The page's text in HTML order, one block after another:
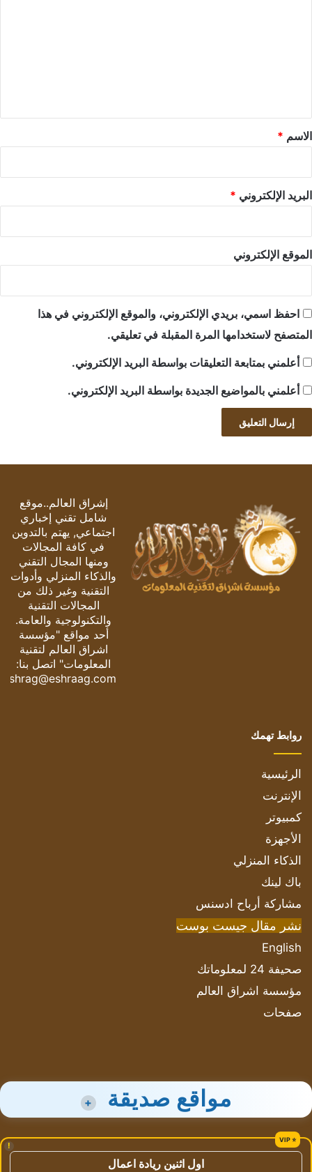
*
الاسم *
البريد الإلكتروني *
الموقع الإلكتروني
احفظ اسمي، بريدي الإلكتروني، والموقع الإلكتروني في هذا
المتصفح لاستخدامها المرة المقبلة في تعليقي.
أعلمني بمتابعة التعليقات بواسطة البريد الإلكتروني.
أعلمني بالمواضيع الجديدة بواسطة البريد الإلكتروني.
إشراق العالم..موقع
شامل تقني إخباري
اجتماعي, يهتم بالتدوين
في كافة المجالات
ومنها المجال التقني
والذكاء المنزلي وأدوات
التقنية وغير ذلك من
المجالات التقنية
والتكنولوجية والعامة.
أحد مواقع "مؤسسة
اشراق العالم لتقنية
المعلومات" اتصل بنا:
eshrag@eshraag.com
روابط تهمك
الرئيسية
الإنترنت
كمبيوتر
الأجهزة
الذكاء المنزلي
باك لينك
مشاركة أرباح ادسنس
نشر مقال جيست بوست
English
صحيفة 24 لمعلوماتك
مؤسسة اشراق العالم
صفحات
مواقع صديقة +
!
اول اثنين ريادة اعمال